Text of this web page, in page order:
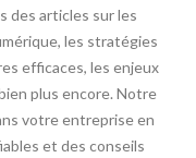
des articles sur les
les stratégies
efficaces, les enjeux
plus encore. Notre
votre entreprise en
et des conseils